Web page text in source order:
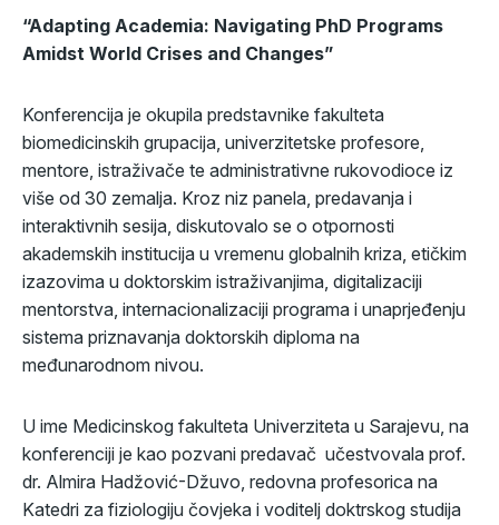
“Adapting Academia: Navigating PhD Programs
Amidst World Crises and Changes”
Konferencija je okupila predstavnike fakulteta
biomedicinskih grupacija, univerzitetske profesore,
mentore, istraživače te administrativne rukovodioce iz
više od 30 zemalja. Kroz niz panela, predavanja i
interaktivnih sesija, diskutovalo se o otpornosti
akademskih institucija u vremenu globalnih kriza, etičkim
izazovima u doktorskim istraživanjima, digitalizaciji
mentorstva, internacionalizaciji programa i unaprjeđenju
sistema priznavanja doktorskih diploma na
međunarodnom nivou.
U ime Medicinskog fakulteta Univerziteta u Sarajevu, na
konferenciji je kao pozvani predavač učestvovala prof.
dr. Almira Hadžović-Džuvo, redovna profesorica na
Katedri za fiziologiju čovjeka i voditelj doktrskog studija